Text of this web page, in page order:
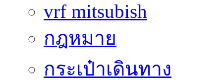
vrf mitsubish
กฎหมาย
กระเป๋าเดินทาง